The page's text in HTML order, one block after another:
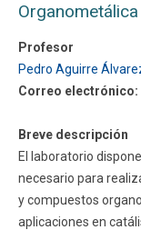
Organometálica
Profesor
Pedro Aguirre
Correo electrónico:
Breve descripción
El laboratorio
necesario para
y compuestos
aplicaciones en